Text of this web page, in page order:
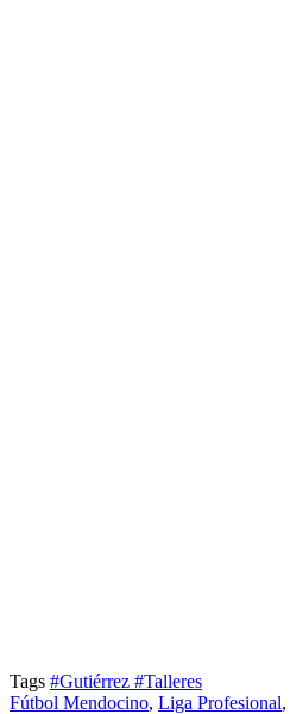
Tags #Gutiérrez #Talleres
Fútbol Mendocino, Liga Profesional,